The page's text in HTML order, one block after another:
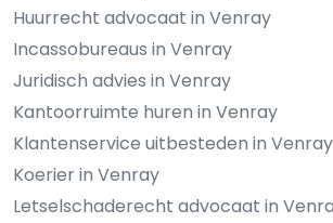
Huurrecht advocaat in Venray
Incassobureaus in Venray
Juridisch advies in Venray
Kantoorruimte huren in Venray
Klantenservice uitbesteden in Venray
Koerier in Venray
Letselschaderecht advocaat in